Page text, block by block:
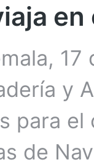
y
para
de